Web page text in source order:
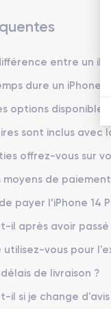
impressionnante
Pro
sont conçues
disponibles dans
aussi pratiques,
14 Pro
ses capacités de
ultra-
entre appareils
entre un
dure un iPhone
options
sont inclus avec
offrez-vous sur
moyens de
payer l’iPhone 14
il après avoir
vous pour
de livraison ?
il si je change